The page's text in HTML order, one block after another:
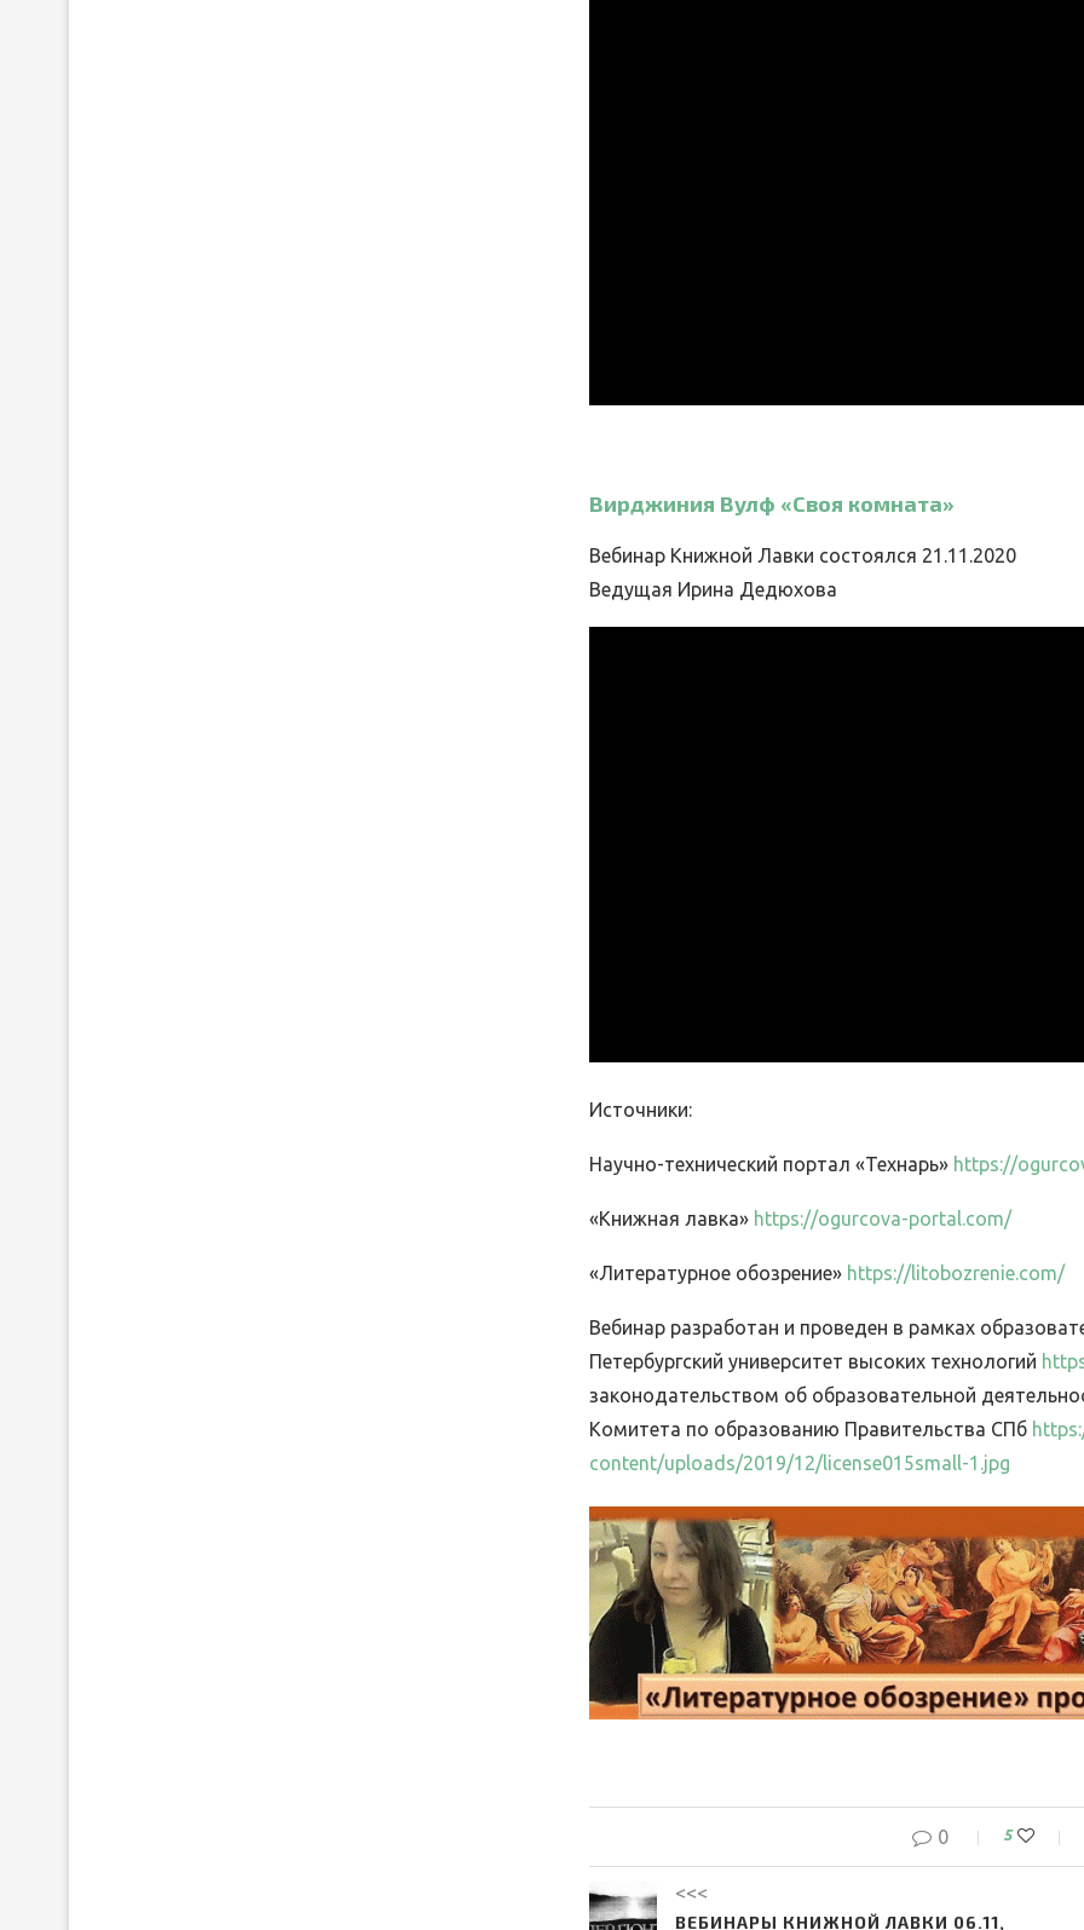
Вирджиния Вулф «Своя комната»
Вебинар Книжной Лавки состоялся 21.11.2020
Ведущая Ирина Дедюхова
Источники:
Научно-технический портал «Технарь» https://
«Книжная лавка» https://ogurcova-portal.com/
«Литературное обозрение» https://litobozrenie.com/
Вебинар разработан и проведен в рамках
Петербургский университет высоких технологий
законодательством об образовательной
Комитета по образованию Правительства СПб
content/uploads/2019/12/license015small-1.jpg
0 5
<<<
ВЕБИНАРЫ КНИЖНОЙ ЛАВКИ 06.11,